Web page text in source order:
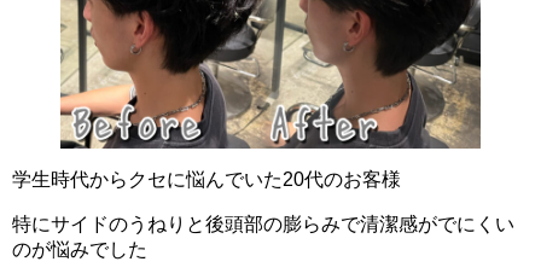
学生時代からクセに悩んでいた20代のお客様
特にサイドのうねりと後頭部の膨らみで清潔感がでにくい
のが悩みでした